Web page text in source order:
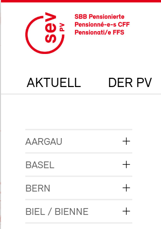
AKTUELL DER PV
AARGAU
BASEL
BERN
BIEL / BIENNE